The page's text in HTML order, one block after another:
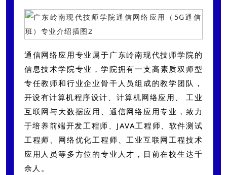
通信网络应用专业属于广东岭南现代技师学院的
信息技术学院专业， 学院拥有一支高素质双师型
专任教师和行业企业骨干人员组成的教学团队，
开设有计算机程序设计、计算机网络应用、 工业
互联网与大数据应用、通信网络应用专业，致力
于培养前端开发工程师、JAVA工程师、软件测试
工程师、网络优化工程师、工业互联网工程技术
应用人员等多方位的专业人才，目前在校生达千
余人。